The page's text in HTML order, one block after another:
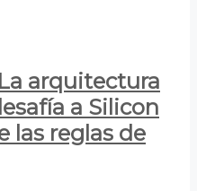
arquitectura
a Silicon
las reglas de